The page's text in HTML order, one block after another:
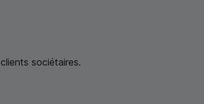
sociétaires.